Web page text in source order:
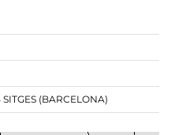
SITGES (BARCELONA)